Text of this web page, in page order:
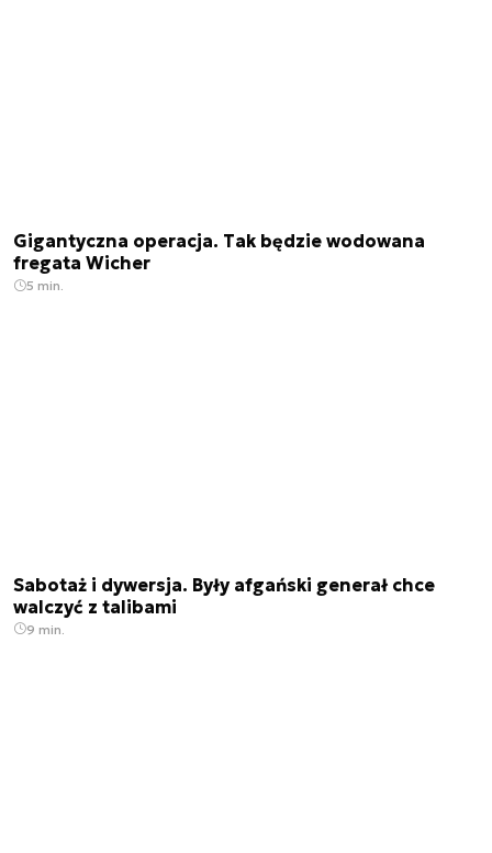
Gigantyczna operacja. Tak będzie wodowana
fregata Wicher
5 min.
Sabotaż i dywersja. Były afgański generał chce
walczyć z talibami
9 min.